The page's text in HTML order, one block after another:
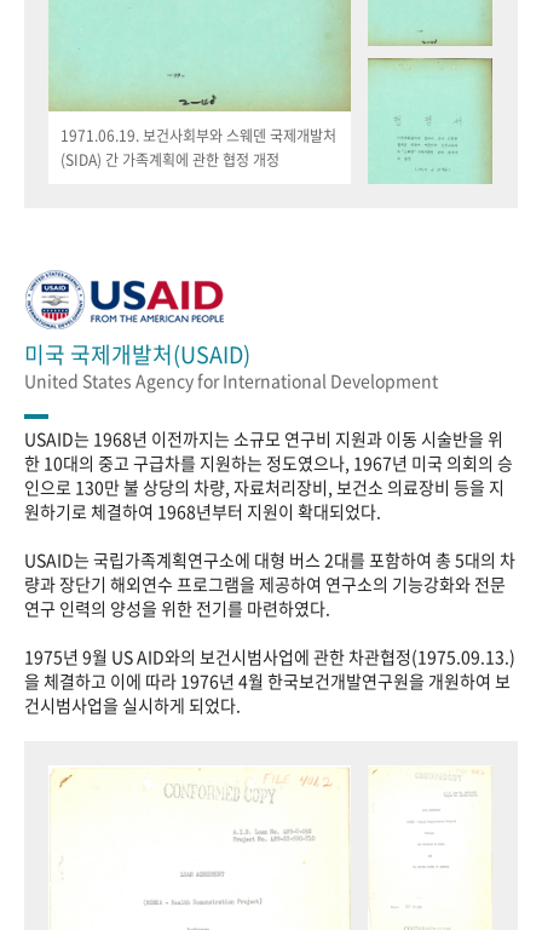
1971.06.19. 보건사회부와 스웨덴 국제개발처
(SIDA) 간 가족계획에 관한 협정 개정
미국 국제개발처(USAID)
United States Agency for International Development
USAID는 1968년 이전까지는 소규모 연구비 지원과 이동 시술반을 위
한 10대의 중고 구급차를 지원하는 정도였으나, 1967년 미국 의회의 승
인으로 130만 불 상당의 차량, 자료처리장비, 보건소 의료장비 등을 지
원하기로 체결하여 1968년부터 지원이 확대되었다.
USAID는 국립가족계획연구소에 대형 버스 2대를 포함하여 총 5대의 차
량과 장단기 해외연수 프로그램을 제공하여 연구소의 기능강화와 전문
연구 인력의 양성을 위한 전기를 마련하였다.
1975년 9월 US AID와의 보건시범사업에 관한 차관협정(1975.09.13.)
을 체결하고 이에 따라 1976년 4월 한국보건개발연구원을 개원하여 보
건시범사업을 실시하게 되었다.